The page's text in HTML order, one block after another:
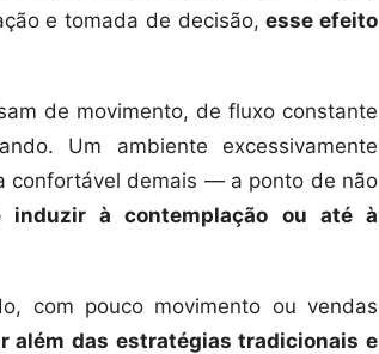
e tomada de decisão,esse efeito
de movimento, de fluxo constante
Um ambiente excessivamente
confortável demais — a ponto de não
induzir à contemplação ou até à
com pouco movimento ou vendas
além das estratégias tradicionais e